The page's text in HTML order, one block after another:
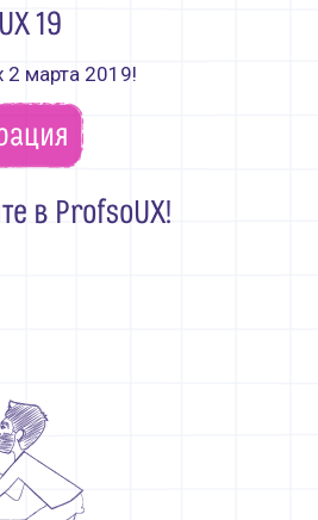
19
марта 2019!
в ProfsoUX!